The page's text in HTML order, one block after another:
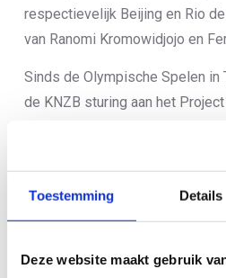
Toestemming Details
Deze website maakt gebruik
respectievelijk Beijing en Rio
van Ranomi Kromowidjojo en
Sinds de Olympische Spelen in
de KNZB sturing aan het
“Met zijn enorme kennis,
creativiteit op het gebied van
periode een belangrijke